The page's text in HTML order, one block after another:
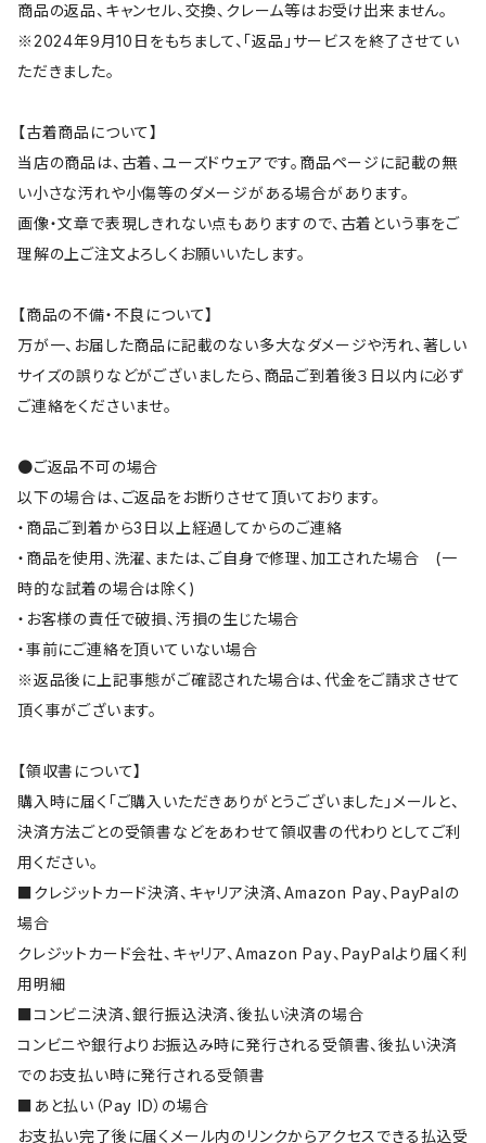
商品の返品、キャンセル、交換、クレーム等はお受け出来ません。
※2024年9月10日をもちまして、「返品」サービスを終了させてい
ただきました。
【古着商品について】
当店の商品は、古着、ユーズドウェアです。商品ページに記載の無
い小さな汚れや小傷等のダメージがある場合があります。
画像・文章で表現しきれない点もありますので、古着という事をご
理解の上ご注文よろしくお願いいたします。
【商品の不備・不良について】
万が一、お届した商品に記載のない多大なダメージや汚れ、著しい
サイズの誤りなどがございましたら、商品ご到着後３日以内に必ず
ご連絡をくださいませ。
●ご返品不可の場合
以下の場合は、ご返品をお断りさせて頂いております。
・商品ご到着から3日以上経過してからのご連絡
・商品を使用、洗濯、または、ご自身で修理、加工された場合 (一
時的な試着の場合は除く)
・お客様の責任で破損、汚損の生じた場合
・事前にご連絡を頂いていない場合
※返品後に上記事態がご確認された場合は、代金をご請求させて
頂く事がございます。
【領収書について】
購入時に届く「ご購入いただきありがとうございました」メールと、
決済方法ごとの受領書などをあわせて領収書の代わりとしてご利
用ください。
■クレジットカード決済、キャリア決済、Amazon Pay、PayPalの
場合
クレジットカード会社、キャリア、Amazon Pay、PayPalより届く利
用明細
■コンビニ決済、銀行振込決済、後払い決済の場合
コンビニや銀行よりお振込み時に発行される受領書、後払い決済
でのお支払い時に発行される受領書
■あと払い（Pay ID）の場合
お支払い完了後に届くメール内のリンクからアクセスできる払込受